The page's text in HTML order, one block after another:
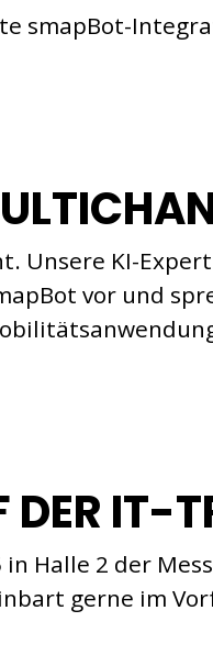
smapBot-
Unsere KI-
vor und
DER IT-
Halle 2 der
gerne im